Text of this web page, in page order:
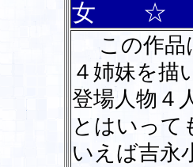
女 ☆
この作品
４姉妹を描
登場人物４
とはいって
いえば吉永